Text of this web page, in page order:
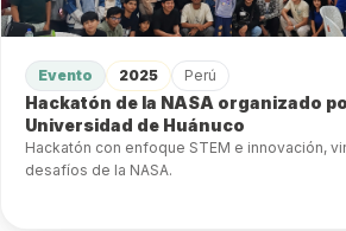
Evento 2025 Perú
Hackatón de la NASA organizado
Universidad de Huánuco
Hackatón con enfoque STEM e innovación,
desafíos de la NASA.